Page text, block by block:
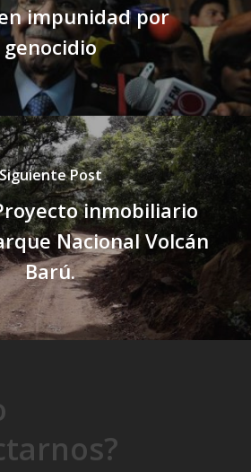
impunidad por
genocidio
Post
inmobiliario
Nacional Volcán
Barú.